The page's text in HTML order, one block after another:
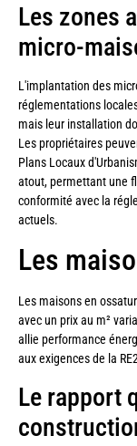
Les zones
micro-
L'implantation des
réglementations
mais leur installation
Les propriétaires
Plans Locaux
atout, permettant une
conformité avec la
actuels.
Les
Les maisons en
avec un prix au m²
allie performance
aux exigences de la
Le rapport